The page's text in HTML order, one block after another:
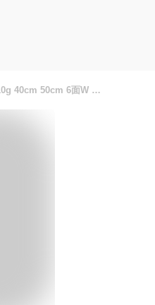
【楽天ランキング1位受賞】喜平 ネックレス 18金 10g 40cm 50cm 6面W 中留S K18 18K 造幣局検定マーク刻印入 ゴールド ホールマーク メンズ レディース 相場 キヘイ アクセサリー 贈り物 お祝い 記念 ギフト